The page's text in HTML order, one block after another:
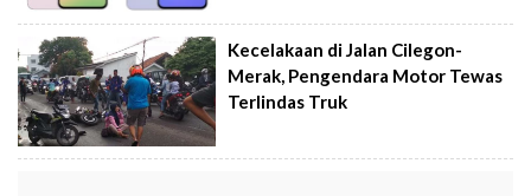
Kecelakaan di Jalan Cilegon-
Merak, Pengendara Motor Tewas
Terlindas Truk